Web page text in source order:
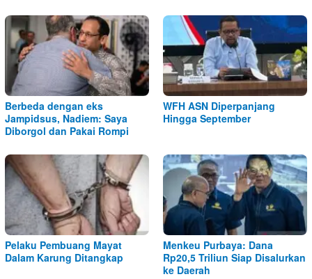
Berbeda dengan eks
Jampidsus, Nadiem: Saya
Diborgol dan Pakai Rompi
WFH ASN Diperpanjang
Hingga September
Pelaku Pembuang Mayat
Dalam Karung Ditangkap
Menkeu Purbaya: Dana
Rp20,5 Triliun Siap Disalurkan
ke Daerah